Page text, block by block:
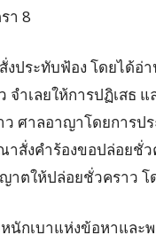
า 8
ประทับฟ้อง โดยได้อ่
จำเลยให้การปฏิเสธ
ศาลอาญาโดยการป
าสั่งคำร้องขอปล่อยชั่
าตให้ปล่อยชั่วคราว โ
นักเบาแห่งข้อหาแล